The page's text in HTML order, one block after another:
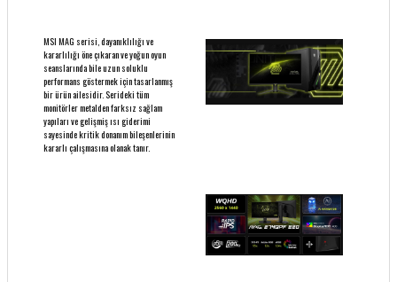
MSI MAG serisi, dayanıklılığı ve
kararlılığı öne çıkaran ve yoğun oyun
seanslarında bile uzun soluklu
performans göstermek için tasarlanmış
bir ürün ailesidir. Serideki tüm
monitörler metalden farksız sağlam
yapıları ve gelişmiş ısı giderimi
sayesinde kritik donanım bileşenlerinin
kararlı çalışmasına olanak tanır.